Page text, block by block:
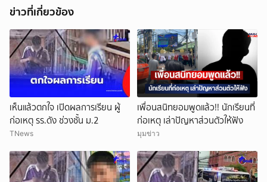
ข่าวที่เกี่ยวข้อง
เห็นแล้วตกใจ เปิดผลการเรียน ผู้
ก่อเหตุ รร.ดัง ช่วงชั้น ม.2
TNews
เพื่อนสนิทยอมพูดแล้ว!! นักเรียนที่
ก่อเหตุ เล่าปัญหาส่วนตัวให้ฟัง
มุมข่าว